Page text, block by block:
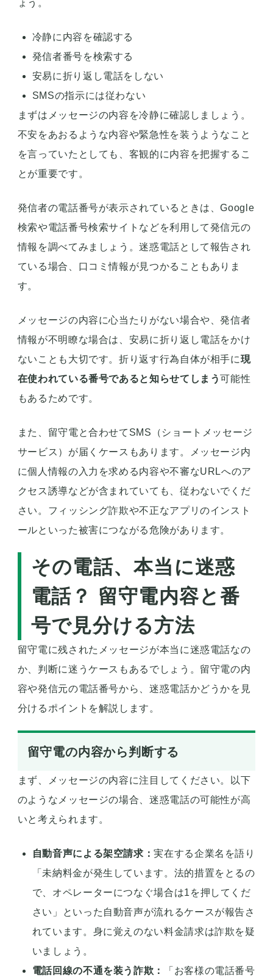
ょう。
冷静に内容を確認する
発信者番号を検索する
安易に折り返し電話をしない
SMSの指示には従わない
まずはメッセージの内容を冷静に確認しましょう。
不安をあおるような内容や緊急性を装うようなこと
を言っていたとしても、客観的に内容を把握するこ
とが重要です。
発信者の電話番号が表示されているときは、Google
検索や電話番号検索サイトなどを利用して発信元の
情報を調べてみましょう。迷惑電話として報告され
ている場合、口コミ情報が見つかることもありま
す。
メッセージの内容に心当たりがない場合や、発信者
情報が不明瞭な場合は、安易に折り返し電話をかけ
ないことも大切です。折り返す行為自体が相手に現
在使われている番号であると知らせてしまう可能性
もあるためです。
また、留守電と合わせてSMS（ショートメッセージ
サービス）が届くケースもあります。メッセージ内
に個人情報の入力を求める内容や不審なURLへのア
クセス誘導などが含まれていても、従わないでくだ
さい。フィッシング詐欺や不正なアプリのインスト
ールといった被害につながる危険があります。
その電話、本当に迷惑
電話？ 留守電内容と番
号で見分ける方法
留守電に残されたメッセージが本当に迷惑電話なの
か、判断に迷うケースもあるでしょう。留守電の内
容や発信元の電話番号から、迷惑電話かどうかを見
分けるポイントを解説します。
留守電の内容から判断する
まず、メッセージの内容に注目してください。以下
のようなメッセージの場合、迷惑電話の可能性が高
いと考えられます。
自動音声による架空請求：実在する企業名を語り
「未納料金が発生しています。法的措置をとるの
で、オペレーターにつなぐ場合は1を押してくだ
さい」といった自動音声が流れるケースが報告さ
れています。身に覚えのない料金請求は詐欺を疑
いましょう。
電話回線の不通を装う詐欺：
「お客様の電話番号